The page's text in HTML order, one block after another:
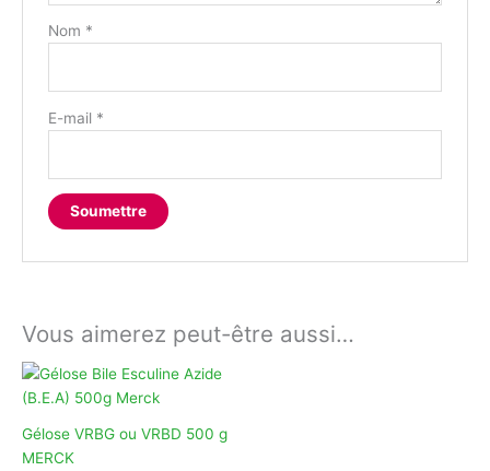
Nom *
E-mail *
Vous aimerez peut-être aussi…
Gélose VRBG ou VRBD 500 g
MERCK